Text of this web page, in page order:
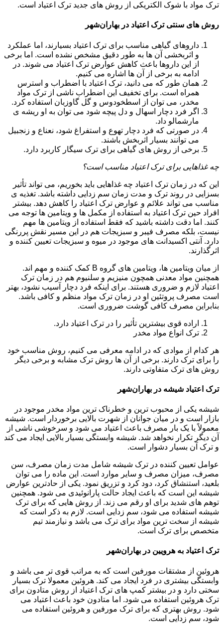
ترک مواد با شوک الکتریکی از روش های جدید ترک اعتیاد است.
روش های سنتی ترک اعتیاد در بهاران‌شهر
داروهای گیاهی مناسب برای ترک اعتیاد بسیارند، اما عملکرد
و اثربخشی آن ها به طور دقیق مشخص نشده است. اما برخی
از این داروها باعث کاهش عوارض ترک اعتیاد می شوند. در
ادامه به برخی از آن ها اشاره می کنیم.
همان طور که می دانید، ترک اعتیاد با اضطراب و استرس
همراه است. برای تخفیف این اضطراب ناشی از ترک مواد
مخدر، می توان از اسطخودوس و گل گاوزبان استفاده کرد.
اگر فرد دچار اسهال و دل پیچه شود می توان به او ریشه ی
مارشمالو داد.
در صورتی که فرد دچار تهوع و استفراغ شود، نعناع و زنجبیل
می توانند بسیار اثربخش باشند.
برخی از روش های گیاهی برای ترک سیگار کاربرد دارد.
چه غذاهایی برای ترک اعتیاد مناسب است؟
این که در زمان ترک اعتیاد چه غذاهایی باید بخوریم، می تواند تأثیر
بسزایی در روند ترک و مدت زمان سم زدایی داشته باشد. تغذیه ی
مناسب می تواند علائم و عوارض ترک اعتیاد را کاهش دهد. بیشتر
افراد حین ترک اعتیاد به استفاده از مکمل ها و ویتامین ها توجه می
کنند. اما دقت داشته باشید که فقط استفاده از ویتامین ها مهم
نیست، بلکه مصرف فیبر و سبزیجات هم در این مسیر نقش پررنگی
دارد. آنتی اکسیدانت های موجود در میوه و سبزیجات تعیین کننده و
اثرگذارند.
از میان ویتامین ها، ویتامین های گروه B کمک کننده و مهم اند.
همچنین مواد معدنی همچون منیزیم و سلنیوم هم در زمان ترک
اعتیاد لازم و ضروری هستند. برای اینکه فرد دچار آسیب نشود، بهتر
است مصرف پروتئین او در زمان ترک مواد منظم و کافی باشد.
بنابراین مصرف کافی گوشت ضروری است.
اراده قوی بیشترین تأثیر را در ترک اعتیاد دارد.
ترک انواع مواد مخدر
هر کدام از موادی که در ادامه معرفی می کنیم، روش مناسب خود
را برای ترک دارند. برخی از آن ها روش ترک مشابه و برخی دیگر
روش های ترک متفاوتی دارند.
ترک اعتیاد شیشه در بهاران‌شهر
شیشه یکی از محبوب ترین و خطرناک ترین مواد مخدر موجود در
بازار است و در میان جوانان از شهرت بالایی برخوردار است. شیشه
معمولاً با یک بار مصرف باعث اعتیاد می شود و سرخوشی ناشی از
آن دیگر تکرار نخواهد شد. شیشه وابستگی بسیار بالایی ایجاد می کند
و ترک آن بسیار دشوار است.
عوامل تعیین کننده در ترک شیشه شامل مدت زمان مصرف، سن
مصرف، میزان مصرف و سایر موارد است. این ماده را می توان
بلعید، استنشاق کرد، دود کرد و تزریق نمود. یکی از حادترین عوارض
شیشه این است که باعث ایجاد حالت پارانوئیدی می شود. همچنین
توهم های شدید برای او رقم می زند. از روش هایی که برای ترک
شیشه استفاده می شود، سم زدایی است. لازم به ذکر است که
شیشه از سخت ترین مواد برای ترک می باشد و نیازمند تیم
متخصص برای ترک است.
ترک اعتیاد به هرویین در بهاران‌شهر
هروئین از مشتقات مورفین است که به مراتب قوی تر می باشد و
وابستگی بیشتری در فرد ایجاد می کند. هروئین معمولا ترک بسیار
سختی دارد و در بیشتر کمپ های ترک اعتیاد از روش متادون برای
ترک هروئین استفاده می شود. اما متادون خود باعث اعتیاد می
شود. روش بهتری که برای ترک مورفین و هروئین استفاده می
شود، سم زدایی است.